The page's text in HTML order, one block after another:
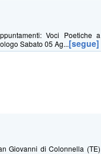
Voci Poetiche a
Sabato 05 Ag...[segue]
Giovanni di Colonnella (TE)